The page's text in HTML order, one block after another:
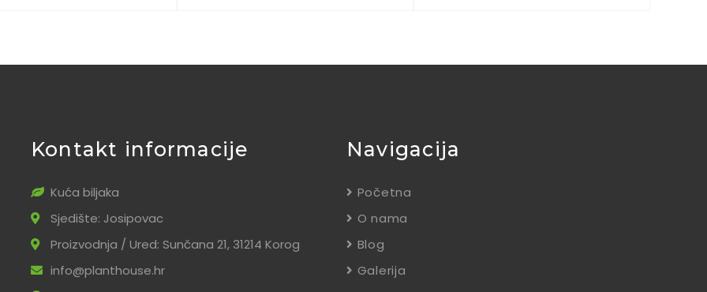
Kontakt informacije
Kuća biljaka
Sjedište: Josipovac
Proizvodnja / Ured: Sunčana 21, 31214 Korog
info@planthouse.hr
Navigacija
Početna
O nama
Blog
Galerija